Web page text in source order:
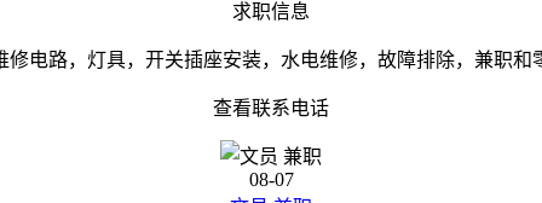
求职信息
修电路，灯具，开关插座安装，水电维修，故障排除，兼职和
查看联系电话
08-07